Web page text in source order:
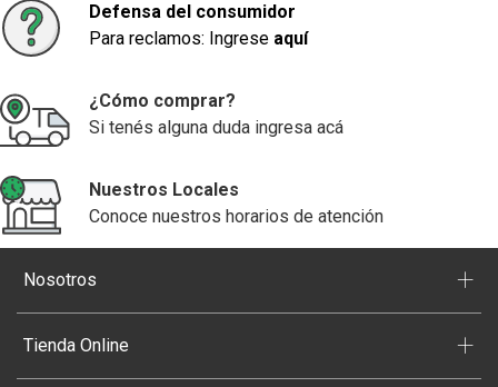
Defensa del consumidor
Para reclamos: Ingrese aquí
¿Cómo comprar?
Si tenés alguna duda ingresa acá
Nuestros Locales
Conoce nuestros horarios de atención
Nosotros +
Tienda Online +